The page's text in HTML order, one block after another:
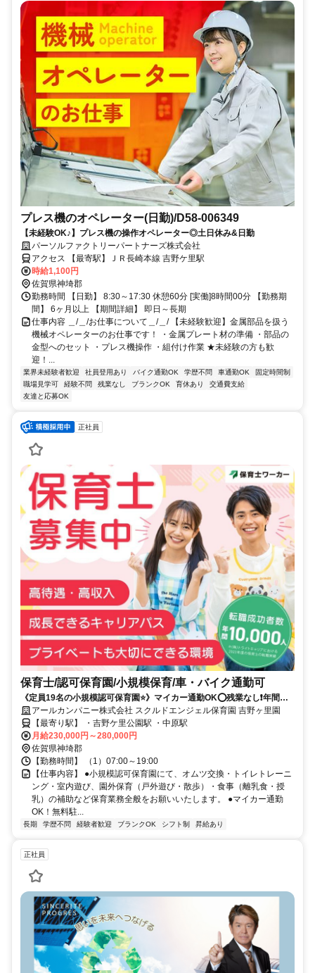
プレス機のオペレーター(日勤)/D58-006349
【未経験OK♪】プレス機の操作オペレーター◎土日休み&日勤
パーソルファクトリーパートナーズ株式会社
アクセス 【最寄駅】ＪＲ長崎本線 吉野ケ里駅
時給1,100円
佐賀県神埼郡
勤務時間 【日勤】 8:30～17:30 休憩60分 [実働]8時間00分 【勤務期
間】 6ヶ月以上 【期間詳細】 即日～長期
仕事内容 ＿/＿/お仕事について＿/＿/ 【未経験歓迎】金属部品を扱う
機械オペレーターのお仕事です！ ・金属プレート材の準備 ・部品の
金型へのセット ・プレス機操作 ・組付け作業 ★未経験の方も歓
迎！...
業界未経験者歓迎 社員登用あり バイク通勤OK 学歴不問 車通勤OK
固定時間制
職場見学可
経験不問 残業なし ブランクOK 育休あり
交通費支給
友達と応募OK
正社員
保育士/認可保育園/小規模保育/車・バイク通勤可
《定員19名の小規模認可保育園⭐》マイカー通勤OK⭕残業なし❗️年間休
日115日⭐昇給賞与あり✨
アールカンパニー株式会社 スクルドエンジェル保育園 吉野ヶ里園
【最寄り駅】 ・吉野ケ里公園駅 ・中原駅
月給230,000円～280,000円
佐賀県神埼郡
【勤務時間】 （1）07:00～19:00
【仕事内容】 ●小規模認可保育園にて、オムツ交換・トイレトレーニ
ング・室内遊び、園外保育（戸外遊び・散歩）・食事（離乳食・授
乳）の補助など保育業務全般をお願いいたします。 ●マイカー通勤
OK！無料駐...
長期 学歴不問 経験者歓迎 ブランクOK シフト制 昇給あり
正社員